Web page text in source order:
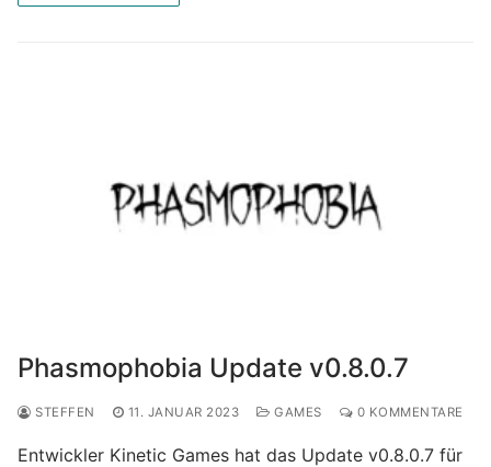
Phasmophobia Update v0.8.0.7
STEFFEN 11. JANUAR 2023 GAMES 0 KOMMENTARE
Entwickler Kinetic Games hat das Update v0.8.0.7 für